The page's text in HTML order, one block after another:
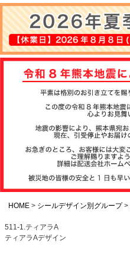
HOME シールデザイン別グループ
511-1.ティアラA
ティアラAデザイン